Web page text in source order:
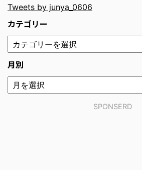
Tweets by junya_0606
カテゴリー
月別
SPONSERD